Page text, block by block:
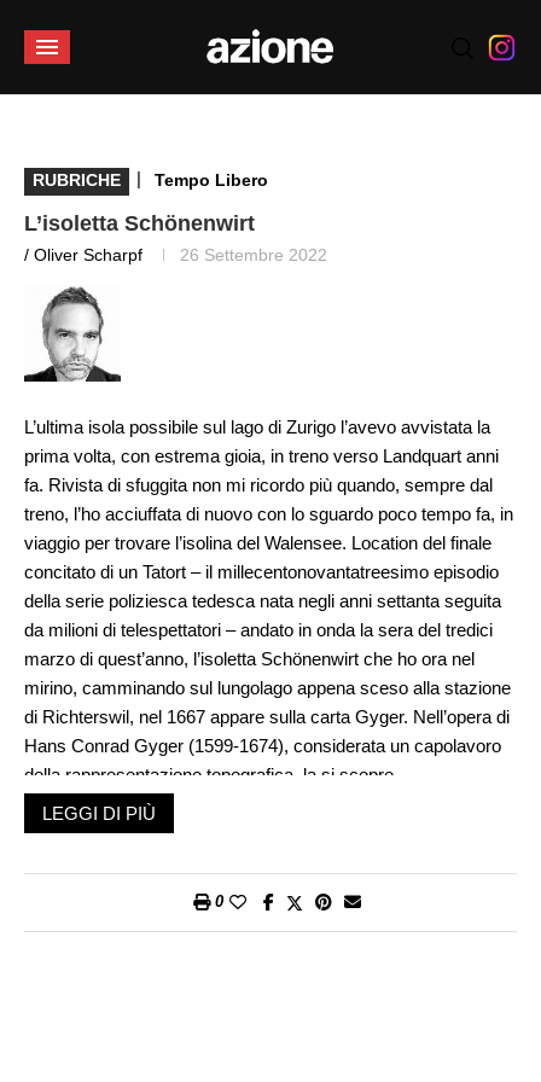
RUBRICHE | Tempo Libero
L’isoletta Schönenwirt
/ Oliver Scharpf 26 Settembre 2022
L’ultima isola possibile sul lago di Zurigo l’avevo avvistata la
prima volta, con estrema gioia, in treno verso Landquart anni
fa. Rivista di sfuggita non mi ricordo più quando, sempre dal
treno, l’ho acciuffata di nuovo con lo sguardo poco tempo fa, in
viaggio per trovare l’isolina del Walensee. Location del finale
concitato di un Tatort – il millecentonovantatreesimo episodio
della serie poliziesca tedesca nata negli anni settanta seguita
da milioni di telespettatori – andato in onda la sera del tredici
marzo di quest’anno, l’isoletta Schönenwirt che ho ora nel
mirino, camminando sul lungolago appena sceso alla stazione
di Richterswil, nel 1667 appare sulla carta Gyger. Nell’opera di
Hans Conrad Gyger (1599-1674), considerata un capolavoro
della rappresentazione topografica, la si scopre
sproporzionata, ovale, ombreggiata a modo e segnata come
Schönen Weerd. Per un attimo apparentemente olandese, in
) bella. Tranne qui a Richterswil, comune al quale
LEGGI DI PIÙ
0